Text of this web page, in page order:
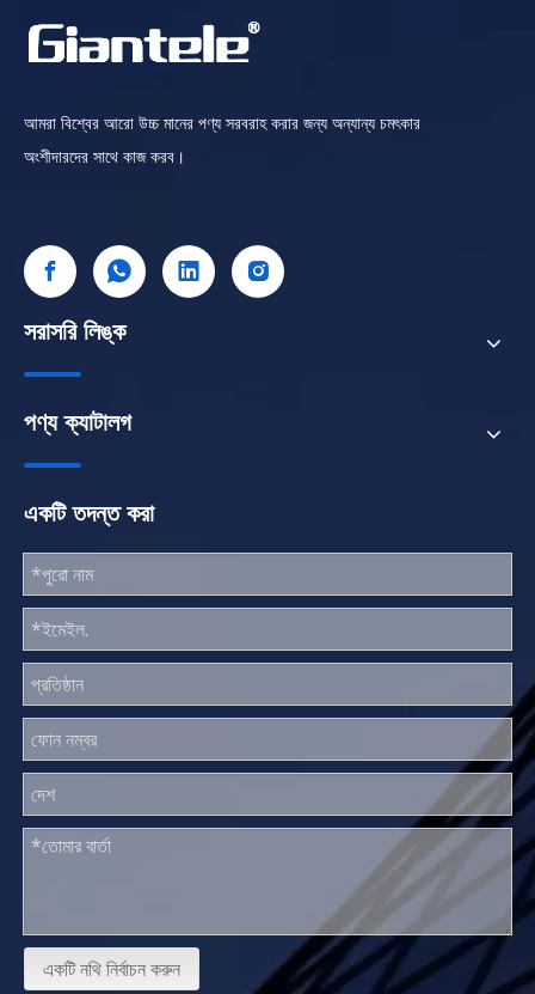
আমরা বিশ্বের আরো উচ্চ মানের পণ্য সরবরাহ করার জন্য অন্যান্য চমৎকার
অংশীদারদের সাথে কাজ করব।
সরাসরি লিঙ্ক
পণ্য ক্যাটালগ
একটি তদন্ত করা
একটি নথি নির্বাচন করুন